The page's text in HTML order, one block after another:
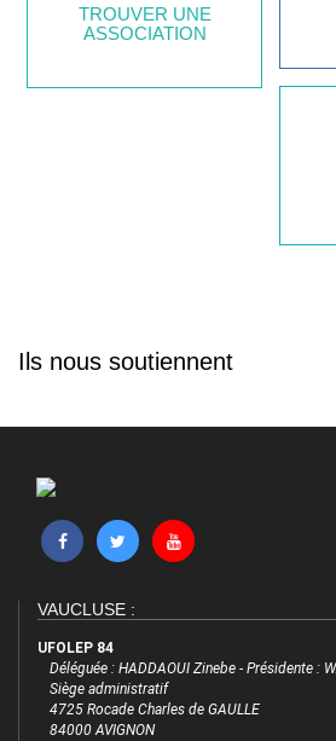
TROUVER UNE
ASSOCIATION
Ils nous soutiennent
VAUCLUSE :
UFOLEP 84
Déléguée : HADDAOUI Zinebe - Présidente :
Siège administratif
4725 Rocade Charles de GAULLE
84000 AVIGNON